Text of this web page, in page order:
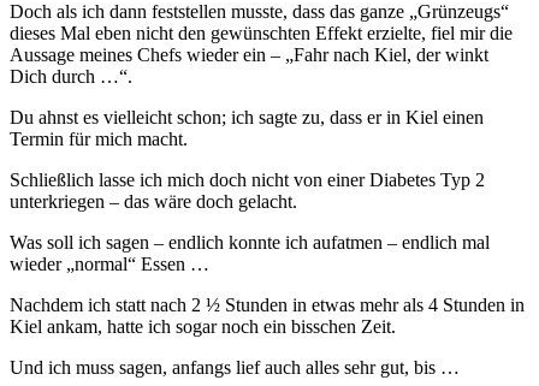
Doch als ich dann feststellen musste, dass das ganze „Grünzeugs“
dieses Mal eben nicht den gewünschten Effekt erzielte, fiel mir die
Aussage meines Chefs wieder ein – „Fahr nach Kiel, der winkt
Dich durch …“.
Du ahnst es vielleicht schon; ich sagte zu, dass er in Kiel einen
Termin für mich macht.
Schließlich lasse ich mich doch nicht von einer Diabetes Typ 2
unterkriegen – das wäre doch gelacht.
Was soll ich sagen – endlich konnte ich aufatmen – endlich mal
wieder „normal“ Essen …
Nachdem ich statt nach 2 ½ Stunden in etwas mehr als 4 Stunden in
Kiel ankam, hatte ich sogar noch ein bisschen Zeit.
Und ich muss sagen, anfangs lief auch alles sehr gut, bis …